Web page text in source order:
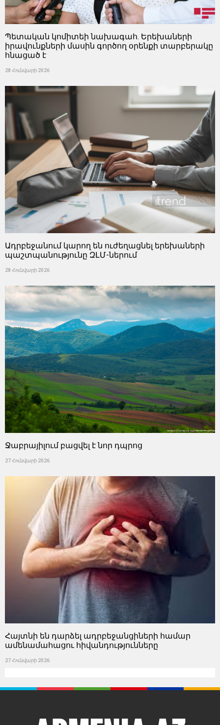
Պետական ​​կոմիտեի նախագահ. Երեխաների
իրավունքների մասին գործող օրենքի տարբերակը
հնացած է
28 Հունվարի 2026
Ադրբեջանում կարող են ուժեղացնել երեխաների
պաշտպանությունը ԶԼՄ-ներում
28 Հունվարի 2026
Ջաբրայիլում բացվել է նոր դպրոց
27 Հունվարի 2026
Հայտնի են դարձել ադրբեջանցիների համար
ամենամահացու հիվանդությունները
27 Հունվարի 2026